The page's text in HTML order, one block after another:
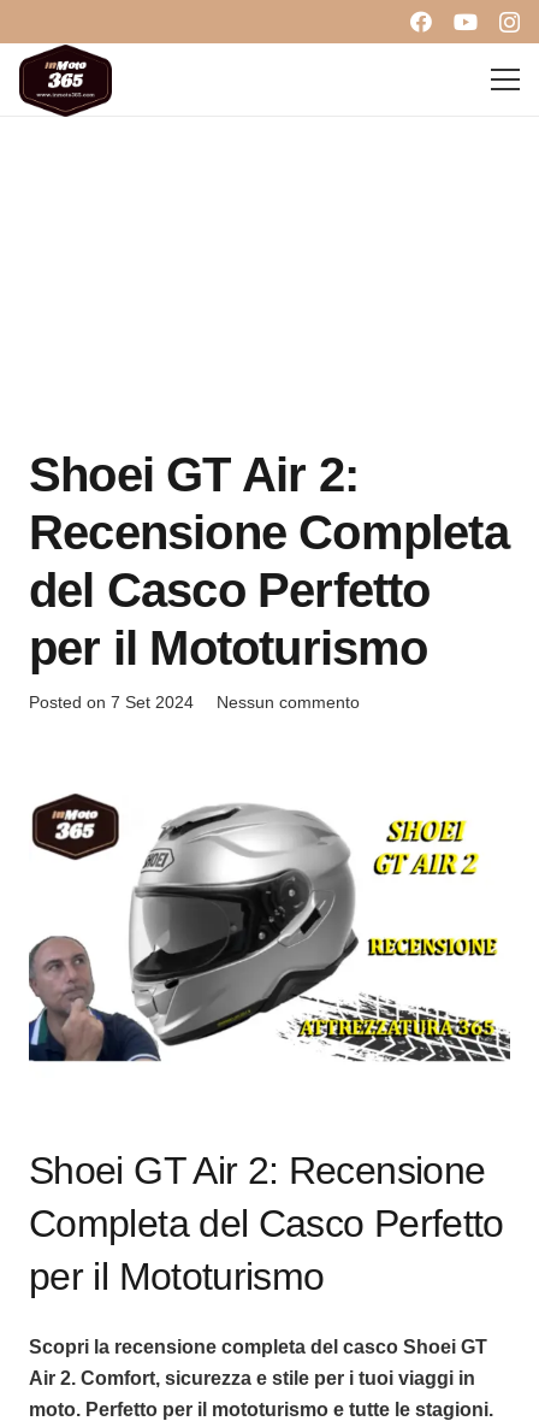
Shoei GT Air 2:
Recensione Completa
del Casco Perfetto
per il Mototurismo
Posted on 7 Set 2024 Nessun commento
Shoei GT Air 2: Recensione
Completa del Casco Perfetto
per il Mototurismo
Scopri la recensione completa del casco Shoei GT
Air 2. Comfort, sicurezza e stile per i tuoi viaggi in
moto. Perfetto per il mototurismo e tutte le stagioni.